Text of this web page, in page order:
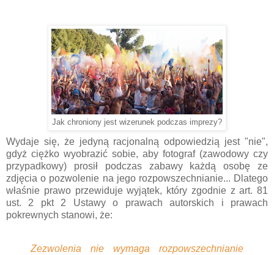
Jak chroniony jest wizerunek podczas imprezy?
Wydaje się, że jedyną racjonalną odpowiedzią jest "nie",
gdyż ciężko wyobrazić sobie, aby fotograf (zawodowy czy
przypadkowy) prosił podczas zabawy każdą osobę ze
zdjęcia o pozwolenie na jego rozpowszechnianie... Dlatego
właśnie prawo przewiduje wyjątek, który zgodnie z art. 81
ust. 2 pkt 2 Ustawy o prawach autorskich i prawach
pokrewnych stanowi, że:
Zezwolenia nie wymaga rozpowszechnianie